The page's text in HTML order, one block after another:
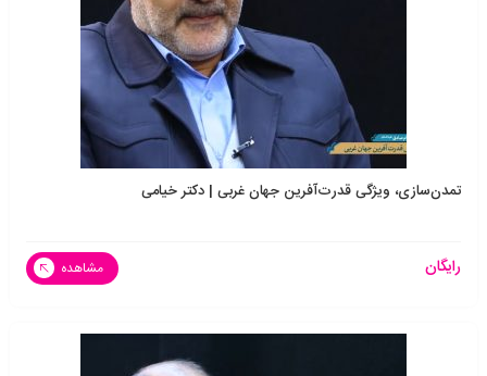
تمدن‌سازی، ویژگی قدرت‌آفرین جهان غربی | دکتر خیامی
رایگان مشاهده